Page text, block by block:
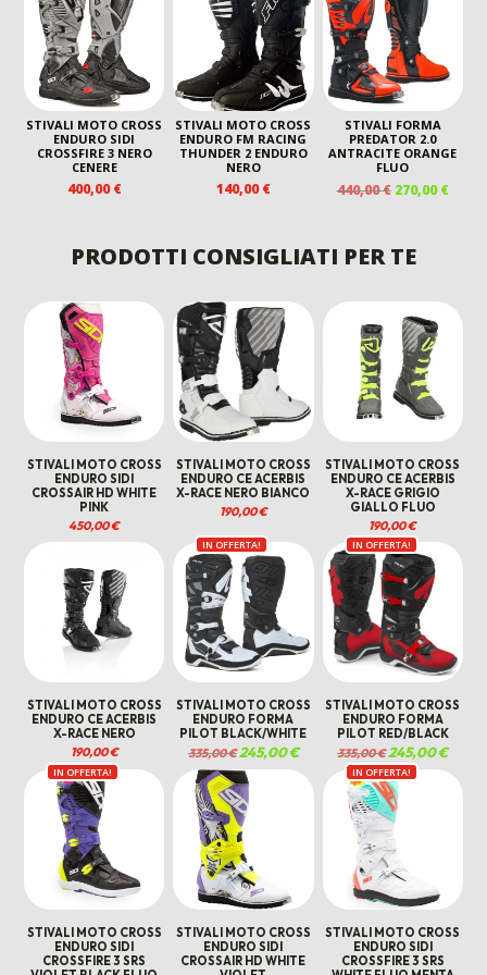
ERA:
569,00 €.
439,00 €.320,00 €.
STIVALI MOTO CROSS
ENDURO SIDI
CROSSFIRE 3 NERO
CENERE
400,00€
STIVALI MOTO CROSS
ENDURO FM RACING
THUNDER 2 ENDURO
NERO
140,00€
STIVALI FORMA
PREDATOR 2.0
ANTRACITE ORANGE
FLUO
440,00€ IL
ERA:
440,00 €.
270,00€IL
PRODOTTI CONSIGLIATI PER TE
STIVALI MOTO CROSS
ENDURO SIDI
CROSSAIR HD WHITE
PINK
450,00€
STIVALI MOTO CROSS
ENDURO CE ACERBIS
X-RACE NERO BIANCO
190,00€
STIVALI MOTO CROSS
ENDURO CE ACERBIS
X-RACE GRIGIO
GIALLO FLUO
190,00€
STIVALI MOTO CROSS
ENDURO CE ACERBIS
X-RACE NERO
190,00€
IN OFFERTA!
STIVALI MOTO CROSS
ENDURO FORMA
PILOT BLACK/WHITE
335,00€Il
prezzo
originale
era:
335,00 €.
245,00€Il
prezzo
attuale
245,00 €.
IN OFFERTA!
STIVALI MOTO CROSS
ENDURO FORMA
PILOT RED/BLACK
335,00€ Il
prezzo
originale
era:
335,00 €.
245,00€Il
prezzo
attuale
è:
IN OFFERTA!
STIVALI MOTO CROSS
ENDURO SIDI
CROSSFIRE 3 SRS
STIVALI MOTO CROSS
ENDURO SIDI
CROSSAIR HD WHITE
IN OFFERTA!
STIVALI MOTO CROSS
ENDURO SIDI
CROSSFIRE 3 SRS